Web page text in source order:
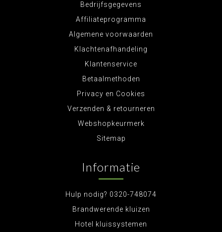
Bedrijfsgegevens
Affiliateprogramma
Algemene voorwaarden
Klachtenafhandeling
Klantenservice
Betaalmethoden
Privacy en Cookies
Verzenden & retourneren
Webshopkeurmerk
Sitemap
Informatie
Hulp nodig? 0320-748074
Brandwerende kluizen
Hotel kluissystemen